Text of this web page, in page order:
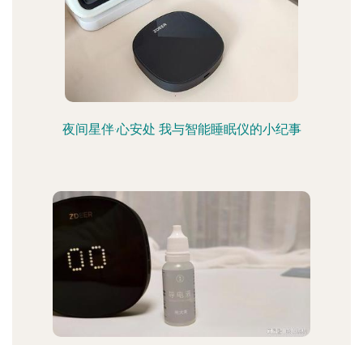
夜间星伴·心安处 我与智能睡眠仪的小纪事